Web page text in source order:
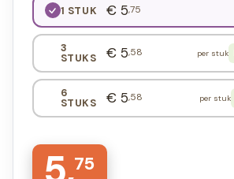
1 STUK € 5,75
3
STUKS € 5,58 per stuk
6
STUKS € 5,58 per stuk
75